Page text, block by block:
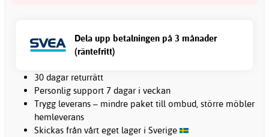
Dela upp betalningen på 3 månader
(räntefritt)
30 dagar returrätt
Personlig support 7 dagar i veckan
Trygg leverans – mindre paket till ombud, större möbler
hemleverans
Skickas från vårt eget lager i Sverige